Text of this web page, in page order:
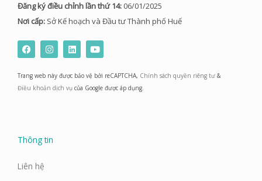
Đăng ký điều chỉnh lần thứ 14: 06/01/2025
Nơi cấp: Sở Kế hoạch và Đầu tư Thành phố Huế
F
a
c
b
o
I
n
s
a
g
L
i
n
k
e
d
Y
o
u
t
u
b
Trang web này được bảo vệ bởi reCAPTCHA, Chính sách quyền riêng tư &
Điều khoản dịch vụ của Google được áp dụng.
Thông tin
Liên hệ